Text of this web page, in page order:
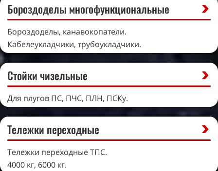
Бороздоделы многофункциональные
Бороздоделы, канавокопатели.
Кабелеукладчики, трубоукладчики.
Стойки чизельные
Для плугов ПС, ПЧС, ПЛН, ПСКу.
Тележки переходные
Тележки переходные ТПС.
4000 кг, 6000 кг.